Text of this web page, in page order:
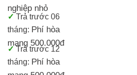
nghiệp nhỏ
✓ Trả trước 06
tháng: Phí hòa
mạng 500.000đ
✓ Trả trước 12
tháng: Phí hòa